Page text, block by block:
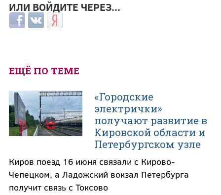
ИЛИ ВОЙДИТЕ ЧЕРЕЗ...
Login with Facebook
Login with ВКонтакте
Login with Яндекс
ЕЩЁ ПО ТЕМЕ
«Городские
электрички»
получают развитие в
Кировской области и
Петербургском узле
Киров поезд 16 июня связали с Кирово-
Чепецком, а Ладожский вокзал Петербурга
получит связь с Токсово